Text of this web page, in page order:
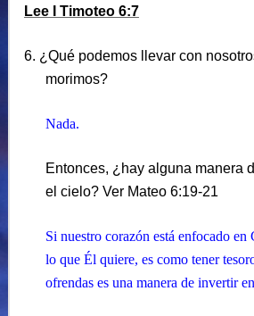
Lee I Timoteo 6:7
6. ¿Qué podemos llevar con
morimos?
Nada.
Entonces, ¿hay alguna manera
el cielo? Ver Mateo 6:19-21
Si nuestro corazón está enfocado en
lo que Él quiere, es como tener
ofrendas es una manera de invertir